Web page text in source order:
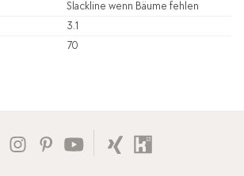
Slackline wenn Bäume fehlen
3.1
70